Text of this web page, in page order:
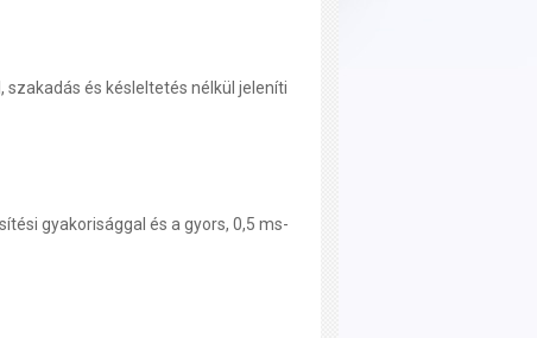
és késleltetés nélkül jeleníti
gyakorisággal és a gyors, 0,5 ms-